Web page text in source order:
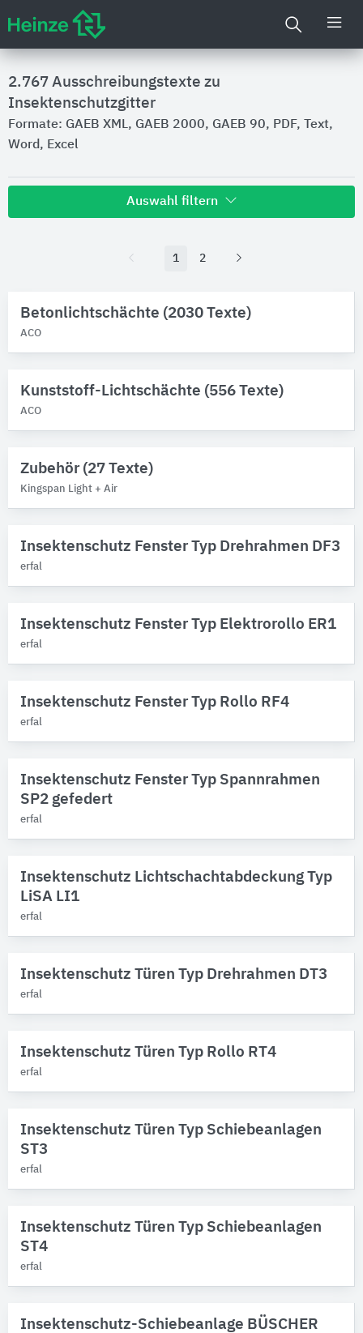
2.767 Ausschreibungstexte zu
Insektenschutzgitter
Formate: GAEB XML, GAEB 2000, GAEB 90, PDF, Text,
Word, Excel
Auswahl filtern
WAREMA Renkhoff
Heinrich Büscher - Sonnenschutzsysteme -
ACO 2
HELLA Sonnenschutztechnik
Kingspan Light + Air
Insektenschutzgitter
Schutzfunktionen
1 2
Betonlichtschächte (2030 Texte)
ACO
Kunststoff-Lichtschächte (556 Texte)
ACO
Zubehör (27 Texte)
Kingspan Light + Air
Insektenschutz Fenster Typ Drehrahmen DF3
erfal
Insektenschutz Fenster Typ Elektrorollo ER1
erfal
Insektenschutz Fenster Typ Rollo RF4
erfal
Insektenschutz Fenster Typ Spannrahmen
SP2 gefedert
erfal
Insektenschutz Lichtschachtabdeckung Typ
LiSA LI1
erfal
Insektenschutz Türen Typ Drehrahmen DT3
erfal
Insektenschutz Türen Typ Rollo RT4
erfal
Insektenschutz Türen Typ Schiebeanlagen
ST3
erfal
Insektenschutz Türen Typ Schiebeanlagen
ST4
erfal
Insektenschutz-Schiebeanlage BÜSCHER